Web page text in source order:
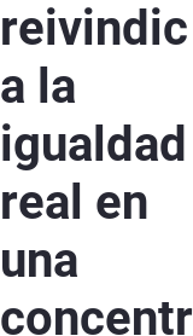
reivindic
a la
igualdad
real en
una
concentr